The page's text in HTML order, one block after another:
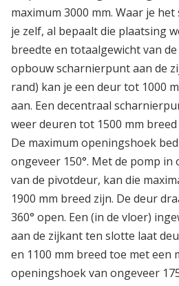
maximum 3000 mm. Waar je
je zelf, al bepaalt die plaatsing
breedte en totaalgewicht van
opbouw scharnierpunt aan de
rand) kan je een deur tot 1000
aan. Een decentraal
weer deuren tot 1500 mm
De maximum openingshoek
ongeveer 150°. Met de pomp
van de pivotdeur, kan die
1900 mm breed zijn. De deur
360° open. Een (in de vloer)
aan de zijkant ten slotte laat
en 1100 mm breed toe met een
openingshoek van ongeveer